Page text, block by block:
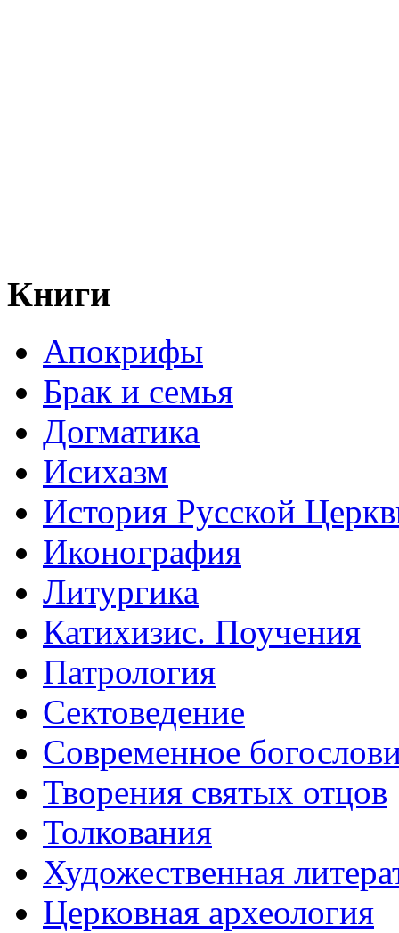
Книги
Апокрифы
Брак и семья
Догматика
Исихазм
История Русской
Иконография
Литургика
Катихизис. Поучения
Патрология
Сектоведение
Современное
Творения святых отцов
Толкования
Художественная
Церковная археология